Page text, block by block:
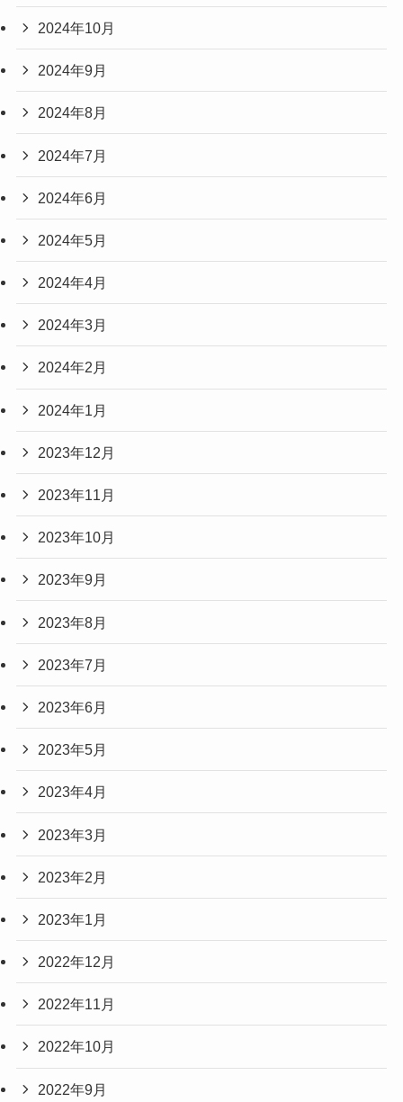
2024年10月
2024年9月
2024年8月
2024年7月
2024年6月
2024年5月
2024年4月
2024年3月
2024年2月
2024年1月
2023年12月
2023年11月
2023年10月
2023年9月
2023年8月
2023年7月
2023年6月
2023年5月
2023年4月
2023年3月
2023年2月
2023年1月
2022年12月
2022年11月
2022年10月
2022年9月